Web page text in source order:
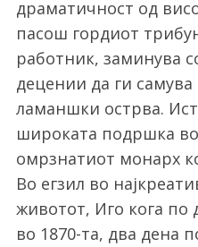
драматичност од
пасош гордиот
работник, заминува
децении да ги
ламаншки острва.
широката подршка
омрзнатиот монарх
Во егзил во
животот, Иго кога по
во 1870-та, два дена